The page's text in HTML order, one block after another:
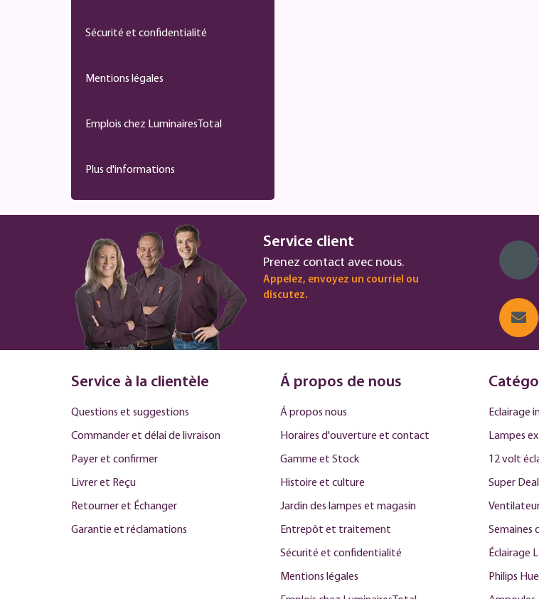
Sécurité et confidentialité
Mentions légales
Emplois chez LuminairesTotal
Plus d'informations
Service client
Prenez contact avec nous.
Appelez, envoyez un courriel ou
discutez.
Service à la clientèle
Questions et suggestions
Commander et délai de livraison
Payer et confirmer
Livrer et Reçu
Retourner et Échanger
Garantie et réclamations
Á propos de nous
Á propos nous
Horaires d'ouverture et contact
Gamme et Stock
Histoire et culture
Jardin des lampes et magasin
Entrepôt et traitement
Sécurité et confidentialité
Mentions légales
Eclairage
Lampes
12 volt
Super
Semaines
Éclairage
Philips Hue